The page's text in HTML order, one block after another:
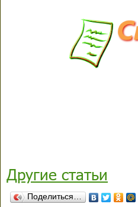
Другие статьи
Поделиться…